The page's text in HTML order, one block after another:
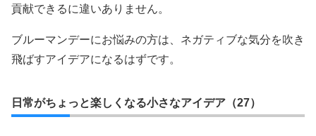
貢献できるに違いありません。
ブルーマンデーにお悩みの方は、ネガティブな気分を吹き
飛ばすアイデアになるはずです。
日常がちょっと楽しくなる小さなアイデア（27）